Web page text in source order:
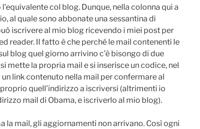
col blog. Dunque, nella colonna qui a
al quale sono abbonate una sessantina di
iscrivere al mio blog ricevendo i miei post per
reader. Il fatto è che perché le mail contenenti le
blog quel giorno arrivino c’è bisongo di due
mette la propria mail e si inserisce un codice, nel
link contenuto nella mail per confermare al
quell’indirizzo a iscriversi (altrimenti io
mail di Obama, e iscriverlo al mio blog).
la mail, gli aggiornamenti non arrivano. Così ogni